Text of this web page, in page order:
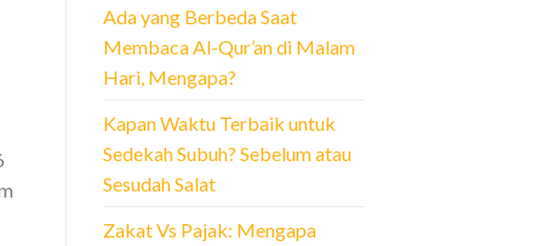
Ada yang Berbeda Saat
Membaca Al-Qur’an di Malam
Hari, Mengapa?
Kapan Waktu Terbaik untuk
Sedekah Subuh? Sebelum atau
Sesudah Salat
Zakat Vs Pajak: Mengapa